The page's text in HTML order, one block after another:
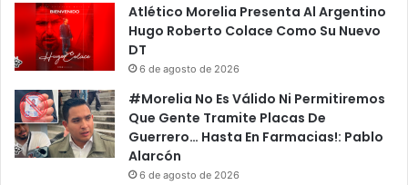
Atlético Morelia Presenta Al Argentino
Hugo Roberto Colace Como Su Nuevo
DT
6 de agosto de 2026
#Morelia No Es Válido Ni Permitiremos
Que Gente Tramite Placas De
Guerrero… Hasta En Farmacias!: Pablo
Alarcón
6 de agosto de 2026